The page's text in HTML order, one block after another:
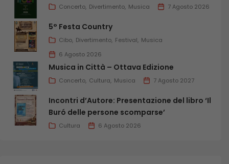
Concerto Divertimento Musica 7 Agosto 2026
5° Festa Country
Cibo Divertimento Festival Musica
6 Agosto 2026
Musica in Città – Ottava Edizione
Concerto Cultura Musica 7 Agosto 2027
Incontri d’Autore: Presentazione del libro ‘Il
Buró delle persone scomparse’
Cultura 6 Agosto 2026